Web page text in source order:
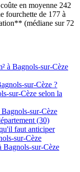
en moyenne 242
fourchette de 177 à
(médiane sur 72
à Bagnols-sur-Cèze
sur-Cèze ?
sur-Cèze selon la
sur-Cèze
(30)
faut anticiper
sur-Cèze
sur-Cèze